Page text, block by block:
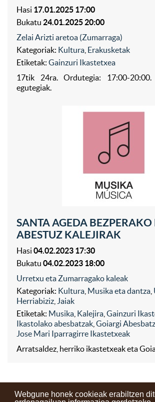
Webgune honek cookieak erabiltzen
Hasi 17.01.2025 17:00
Bukatu 24.01.2025 20:00
Zelai Arizti aretoa (Zumarraga)
Kategoriak: Kultura Erakusketak
Etiketak: Gainzuri Ikastetxea
17tik 24ra. Ordutegia: 17:00-
egutegiak.
SANTA AGEDA
ABESTUZ KALEJIRAK
Hasi 04.02.2023 17:30
Bukatu 04.02.2023 18:00
Urretxu eta Zumarragako kaleak
Kategoriak: Kultura Musika eta dantza
Herriabiziz Jaiak
Etiketak: Musika Kalejira Gainzuri
Ikastolako abesbatzak Goiargi
Jose Mari Iparragirre Ikastetxeak
Arratsaldez, herriko ikastetxeak eta